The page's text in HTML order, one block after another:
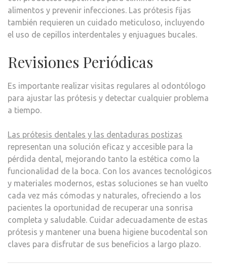
alimentos y prevenir infecciones. Las prótesis fijas
también requieren un cuidado meticuloso, incluyendo
el uso de cepillos interdentales y enjuagues bucales.
Revisiones Periódicas
Es importante realizar visitas regulares al odontólogo
para ajustar las prótesis y detectar cualquier problema
a tiempo.
Las prótesis dentales y las dentaduras postizas
representan una solución eficaz y accesible para la
pérdida dental, mejorando tanto la estética como la
funcionalidad de la boca. Con los avances tecnológicos
y materiales modernos, estas soluciones se han vuelto
cada vez más cómodas y naturales, ofreciendo a los
pacientes la oportunidad de recuperar una sonrisa
completa y saludable. Cuidar adecuadamente de estas
prótesis y mantener una buena higiene bucodental son
claves para disfrutar de sus beneficios a largo plazo.